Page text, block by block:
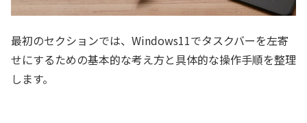
最初のセクションでは、Windows11でタスクバーを左寄
せにするための基本的な考え方と具体的な操作手順を整理
します。